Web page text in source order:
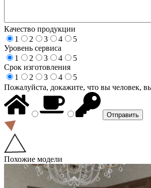
Качество продукции
1
2 3 4
5
Уровень сервиса
1
2 3 4
5
Срок изготовления
1
2 3 4
5
Пожалуйста, докажите, что вы человек,
Похожие модели